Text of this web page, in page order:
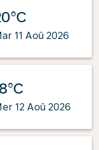
11 Aoû 2026
12 Aoû 2026